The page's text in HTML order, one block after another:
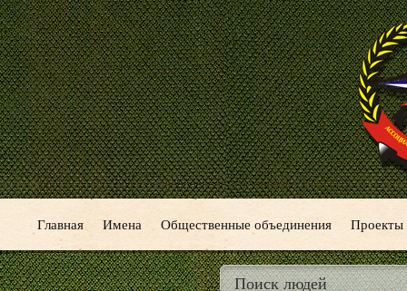
Главная Имена Общественные объединения Проекты